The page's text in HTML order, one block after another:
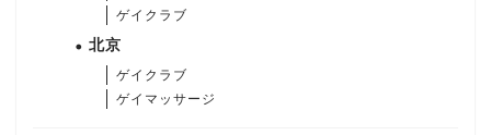
ゲイクラブ
北京
ゲイクラブ
ゲイマッサージ